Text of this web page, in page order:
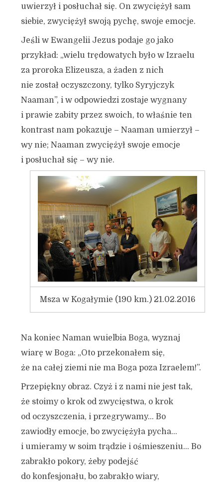
uwierzył i posłuchał się. On zwyciężył sam
siebie, zwyciężył swoją pychę, swoje emocje.
Jeśli w Ewangelii Jezus podaje go jako
przykład: „wielu trędowatych było w Izraelu
za proroka Elizeusza, a żaden z nich
nie został oczyszczony, tylko Syryjczyk
Naaman”, i w odpowiedzi zostaje wygnany
i prawie zabity przez swoich, to właśnie ten
kontrast nam pokazuje – Naaman umierzył –
wy nie; Naaman zwyciężył swoje emocje
i posłuchał się – wy nie.
Msza w Kogałymie (190 km.) 21.02.2016
Na koniec Naman wuielbia Boga, wyznaj
wiarę w Boga: „Oto przekonałem się,
że na całej ziemi nie ma Boga poza Izraelem!”.
Przepiękny obraz. Czyż i z nami nie jest tak,
że stoimy o krok od zwycięstwa, o krok
od oczyszczenia, i przegrywamy… Bo
zawiodły emocje, bo zwyciężyła pycha…
i umieramy w soim trądzie i ośmieszeniu… Bo
zabrakło pokory, żeby podejść
do konfesjonału, bo zabrakło wiary,